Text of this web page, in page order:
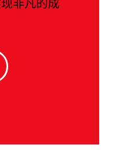
非凡的成